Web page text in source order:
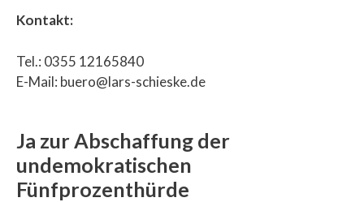
Kontakt:
Tel.: 0355 12165840
E-Mail: buero@lars-schieske.de
Ja zur Abschaffung der
undemokratischen
Fünfprozenthürde